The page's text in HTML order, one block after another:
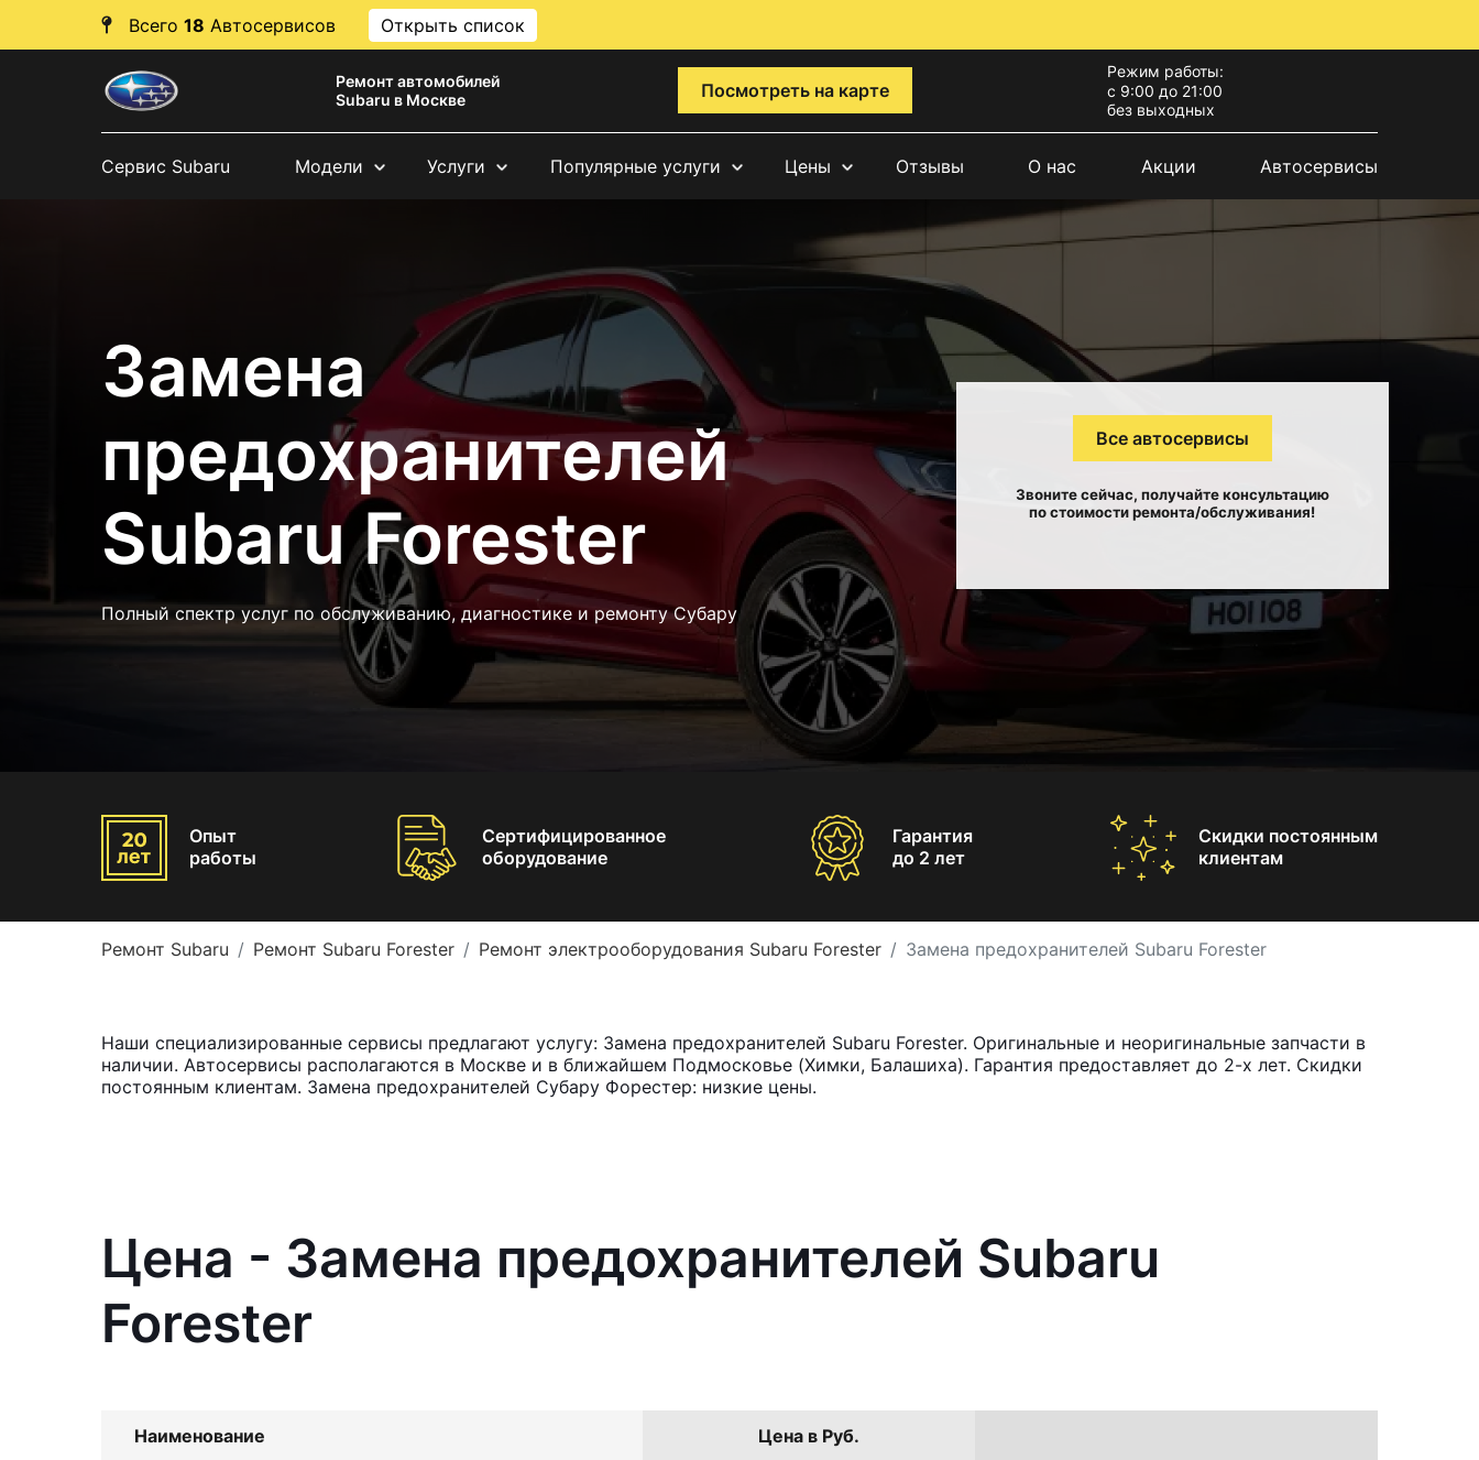
Всего 18 Автосервисов Открыть список
Ремонт автомобилей
Subaru в Москве
Посмотреть на карте
Режим работы:
с 9:00 до 21:00
без выходных
Сервис Subaru Модели Услуги Популярные услуги Цены Отзывы О нас Акции Автосервисы
Замена
предохранителей
Subaru Forester
Полный спектр услуг по обслуживанию, диагностике и ремонту Субару
Все автосервисы
Звоните сейчас, получайте консультацию
по стоимости ремонта/обслуживания!
Опыт
работы
Сертифицированное
оборудование
Гарантия
до 2 лет
Скидки постоянным
клиентам
Ремонт Subaru Ремонт Subaru Forester Ремонт электрооборудования Subaru Forester Замена предохранителей Subaru Forester
Наши специализированные сервисы предлагают услугу: Замена предохранителей Subaru Forester. Оригинальные и неоригинальные запчасти в
наличии. Автосервисы располагаются в Москве и в ближайшем Подмосковье (Химки, Балашиха). Гарантия предоставляет до 2-х лет. Скидки
постоянным клиентам. Замена предохранителей Субару Форестер: низкие цены.
Цена - Замена предохранителей Subaru
Forester
Наименование Цена в Руб.